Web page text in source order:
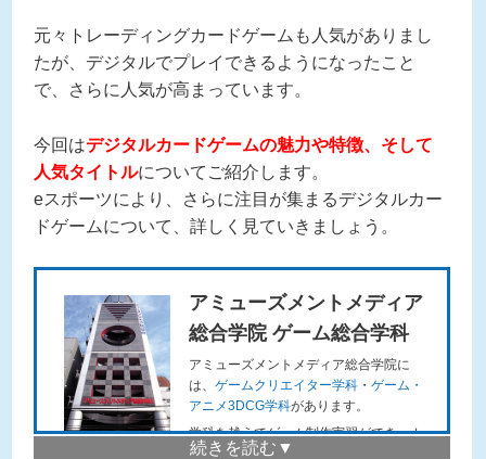
元々トレーディングカードゲームも人気がありまし
たが、デジタルでプレイできるようになったこと
で、さらに人気が高まっています。
今回はデジタルカードゲームの魅力や特徴、そして
人気タイトルについてご紹介します。
eスポーツにより、さらに注目が集まるデジタルカー
ドゲームについて、詳しく見ていきましょう。
アミューズメントメディア
総合学院 ゲーム総合学科
アミューズメントメディア総合学院に
は、 ゲームクリエイター学科・ ゲーム・
アニメ3DCG学科があります。
学科を越えてゲーム制作実習ができ、カ
プコンやスクウェア・エニックスなど、